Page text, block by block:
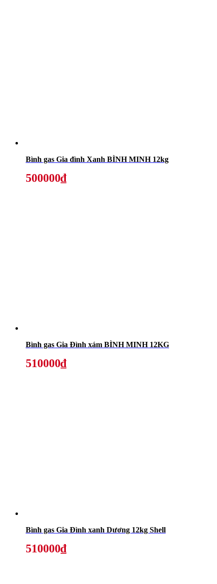
Bình gas Gia đình Xanh BÌNH MINH 12kg
500000₫
Bình gas Gia Đình xám BÌNH MINH 12KG
510000₫
Bình gas Gia Đình xanh Dương 12kg Shell
510000₫